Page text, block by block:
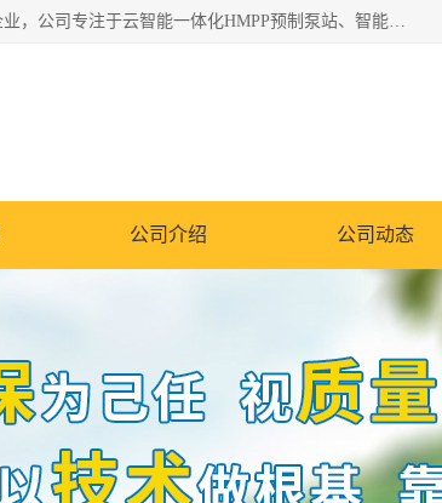
青岛铭源环保科技有限公司是一家专注于环保与智慧水务领域的先进科技企业，公司专注于云智能一体化HMPP预制泵站、智能截流井设备、调蓄池雨洪管理设备、水务循环利用、云智慧水务开发及新型环保技术研发等领域。
公司介绍 公司动态